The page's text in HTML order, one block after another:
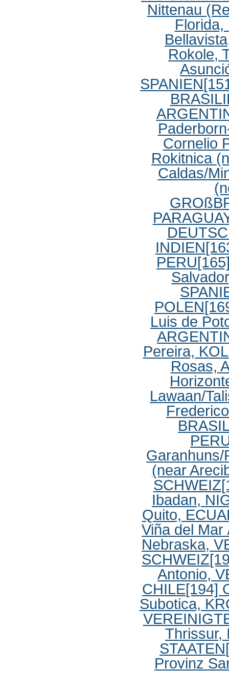
Nittenau
Florida,
Rokole,
SPANIEN
Cornelio
Rokitnica
Caldas/
INDIEN
PERU
POLEN
Luis de
Pereira,
Rosas,
Lawaan/
Garanhuns/
(near
SCHWEIZ
Ibadan,
Quito,
Viña del
Nebraska,
SCHWEIZ
Antonio,
CHILE[194]
Subotica,
Thrissur,
STAATEN
Provinz